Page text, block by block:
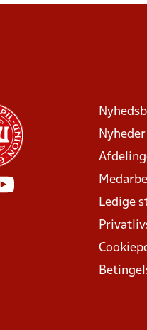
Nyheder
Ledige